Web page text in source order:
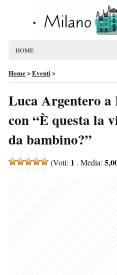
HOME
Home>Eventi>
Luca Argentero a
con “È questa la
da bambino?”
(Voti: 1 . Media: